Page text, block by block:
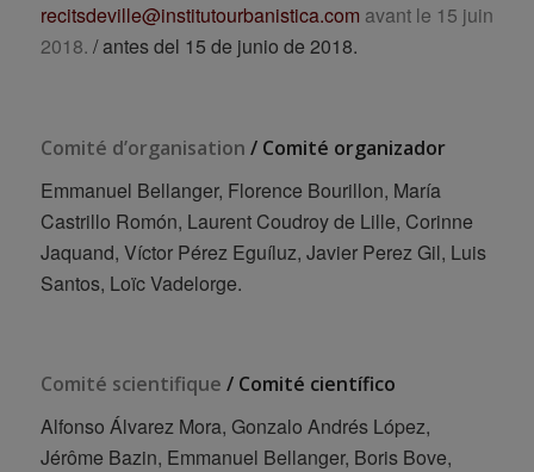
recitsdeville@institutourbanistica.com avant le 15 juin
2018. / antes del 15 de junio de 2018.
Comité d’organisation / Comité organizador
Emmanuel Bellanger, Florence Bourillon, María
Castrillo Romón, Laurent Coudroy de Lille, Corinne
Jaquand, Víctor Pérez Eguíluz, Javier Perez Gil, Luis
Santos, Loïc Vadelorge.
Comité scientifique / Comité científico
Alfonso Álvarez Mora, Gonzalo Andrés López,
Jérôme Bazin, Emmanuel Bellanger, Boris Bove,